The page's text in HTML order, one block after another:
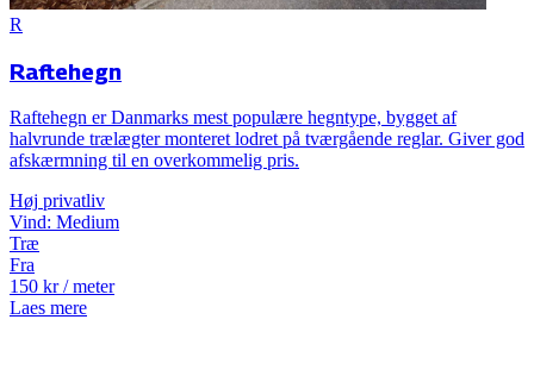
R
Raftehegn
Raftehegn er Danmarks mest populære hegntype, bygget af
halvrunde trælægter monteret lodret på tværgående reglar. Giver god
afskærmning til en overkommelig pris.
Høj privatliv
Vind: Medium
Træ
Fra
150 kr/ meter
Laes mere